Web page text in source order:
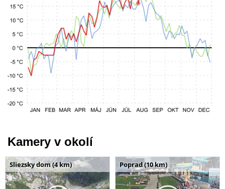
Kamery v okolí
Sliezsky dom (4 km) Poprad (10 km)